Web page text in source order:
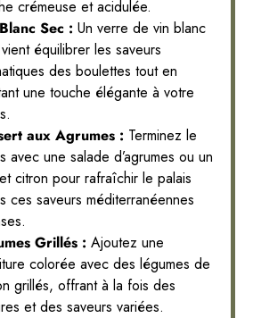
crémeuse et acidulée.
Sec : Un verre de vin blanc
équilibrer les saveurs
des boulettes tout en
une touche élégante à votre
aux Agrumes : Terminez le
avec une salade d’agrumes ou un
citron pour rafraîchir le palais
ces saveurs méditerranéennes
Grillés : Ajoutez une
colorée avec des légumes de
grillés, offrant à la fois des
et des saveurs variées.